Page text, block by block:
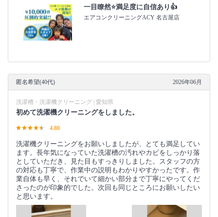
一目瞭然⭐満足度に自信あり👍
エアコンクリーニングACY 名古屋店
匿名希望(40代) 2026年06月
洗濯槽・洗濯機クリーニング | 愛知県
初めて洗濯機クリーニングをしました。
4.80
洗濯機クリーニングをお願いしましたが、とても満足してい
ます。長年気になっていた洗濯槽の汚れやカビをしっかり落
としていただき、見た目もすっきりしました。スタッフの方
の対応も丁寧で、作業中の説明もわかりやすかったです。作
業自体も早く、それでいて細かい部分まで丁寧にやってくだ
さったのが印象的でした。次回も同じところにお願いしたい
と思います。